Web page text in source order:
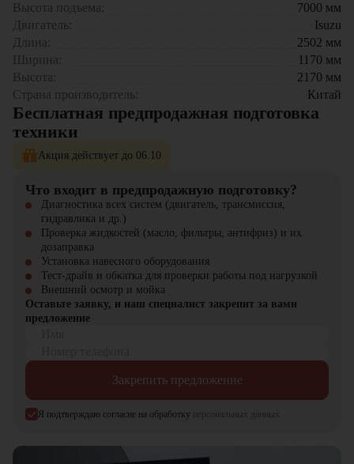
Маневренность
позволяют работать в узких
проходах и ограниченном
Экономичность
производительности работы
Комфорт
оператора
Безопасность
тормозов и устойчивое
стабильную работу
Где применяется Дизельный вилочный погрузчик
Zauberg DS20?
транспортно-распределительных терминалах;
объектах с ограниченным пространством для маневра техники.
Почему стоит выбрать Zauberg DS20?
Дизельный вилочный погрузчик Zauberg DS20 сочетает высокую
Высота подъема:
7000 мм
Двигатель:
Isuzu
Длина:
2502 мм
Ширина:
1170 мм
Высота:
2170 мм
Страна производитель:
Китай
Бесплатная предпродажная подготовка
техники
Акция действует до 06.10
Что входит в предпродажную подготовку?
Диагностика всех систем (двигатель, трансмиссия,
гидравлика и др.)
Проверка жидкостей (масло, фильтры, антифриз) и их
дозаправка
Установка навесного оборудования
Тест-драйв и обкатка для проверки работы под нагрузкой
Внешний осмотр и мойка
Оставьте заявку, и наш специалист закрепит за вами
предложение
Закрепить предложение
Я подтверждаю согласие на обработку персональных данных